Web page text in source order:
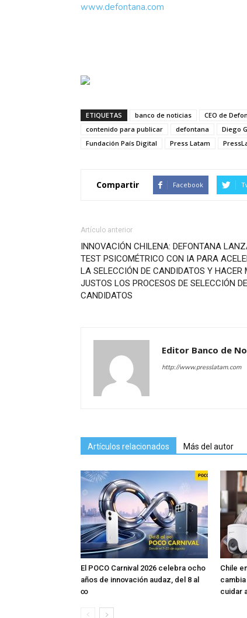
www.defontana.com
ETIQUETAS banco de noticias CEO de
contenido para publicar
defontana Diego
Fundación País Digital
Press Latam
Compartir Facebook
Artículo anterior
INNOVACIÓN CHILENA: DEFONTANA
TEST PSICOMÉTRICO CON IA PARA
LA SELECCIÓN DE CANDIDATOS Y HACER
JUSTOS LOS PROCESOS DE SELECCIÓN DE
CANDIDATOS
Editor Banco de
http://www.presslatam.com
Artículos relacionados Más del autor
El POCO Carnival 2026 celebra ocho
años de innovación audaz, del 8 al
∞
Chile
cuidar